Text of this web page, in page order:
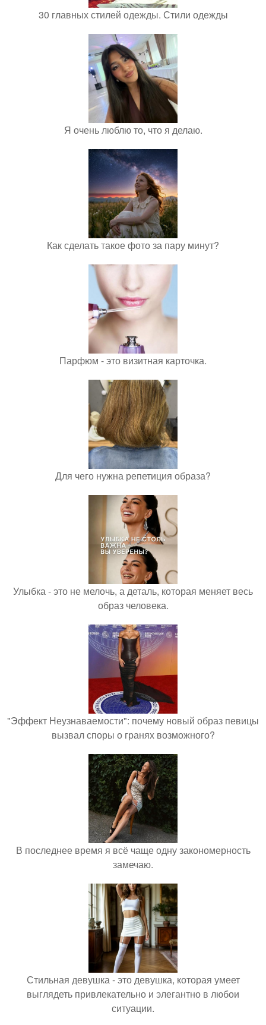
30 главных стилей одежды. Стили одежды
Я очень люблю то, что я делаю.
Как сделать такое фото за пару минут?
Парфюм - это визитная карточка.
Для чего нужна репетиция образа?
Улыбка - это не мелочь, а деталь, которая меняет весь
образ человека.
"Эффект Неузнаваемости": почему новый образ певицы
вызвал споры о гранях возможного?
В последнее время я всё чаще одну закономерность
замечаю.
Стильная девушка - это девушка, которая умеет
выглядеть привлекательно и элегантно в любои
ситуации.